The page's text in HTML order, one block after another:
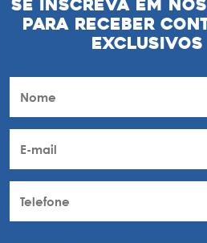
Se inscreva em
para receber
exclusivos